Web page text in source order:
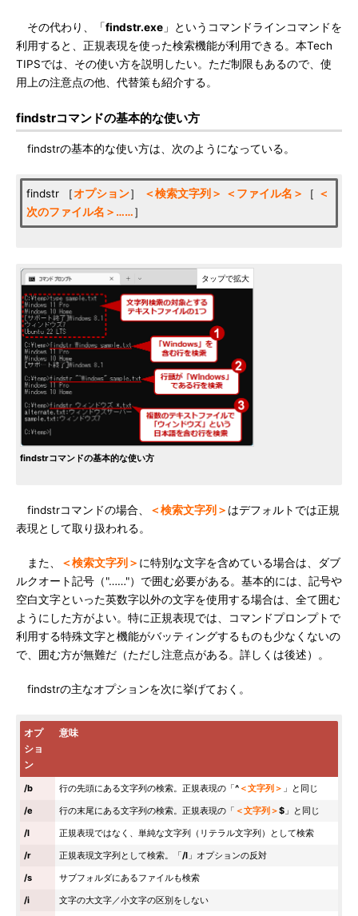
その代わり、「findstr.exe 」というコマンドラインコマンドを
利用すると、正規表現を使った検索機能が利用できる。本Tech
TIPSでは、その使い方を説明したい。ただ制限もあるので、使
用上の注意点の他、代替策も紹介する。
findstrコマンドの基本的な使い方
findstrの基本的な使い方は、次のようになっている。
findstr ［オプション］ ＜検索文字列＞ ＜ファイル名＞ ［ ＜
次のファイル名＞……］
findstrコマンドの基本的な使い方
findstrコマンドの場合、 ＜検索文字列＞ はデフォルトでは正規
表現として取り扱われる。
また、 ＜検索文字列＞ に特別な文字を含めている場合は、ダブ
ルクオート記号（"……"）で囲む必要がある。基本的には、記号や
空白文字といった英数字以外の文字を使用する場合は、全て囲む
ようにした方がよい。特に正規表現では、コマンドプロンプトで
利用する特殊文字と機能がバッティングするものも少なくないの
で、囲む方が無難だ（ただし注意点がある。詳しくは後述）。
findstrの主なオプションを次に挙げておく。
オプ
ショ
ン
意味
/b 行の先頭にある文字列の検索。正規表現の「^＜文字列＞ 」と同じ
/e
行の末尾にある文字列の検索。正規表現の「 ＜文字列＞$ 」と同じ
/l
正規表現ではなく、単純な文字列（リテラル文字列）として検索
/r
正規表現文字列として検索。「/l 」オプションの反対
/s
サブフォルダにあるファイルも検索
/i
文字の大文字／小文字の区別をしない